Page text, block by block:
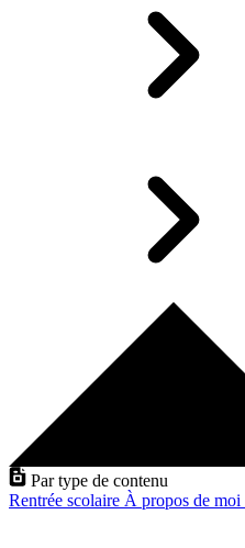
Par type de contenu
Rentrée scolaire À propos de moi